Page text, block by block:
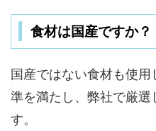
食材は国産ですか？
国産ではない食材も使
準を満たし、弊社で厳選
す。